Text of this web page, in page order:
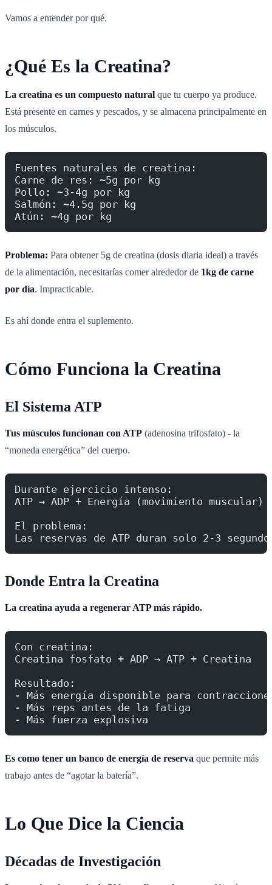
Vamos a entender por qué.
¿Qué Es la Creatina?
La creatina es un compuesto natural que tu cuerpo ya produce.
Está presente en carnes y pescados, y se almacena principalmente en
los músculos.
Fuentes naturales de creatina:
Carne de res: ~5g por kg
Pollo: ~3-4g por kg
Salmón: ~4.5g por kg
Atún: ~4g por kg
Problema: Para obtener 5g de creatina (dosis diaria ideal) a través
de la alimentación, necesitarías comer alrededor de 1kg de carne
por día. Impracticable.
Es ahí donde entra el suplemento.
Cómo Funciona la Creatina
El Sistema ATP
Tus músculos funcionan con ATP (adenosina trifosfato) - la
“moneda energética” del cuerpo.
Durante ejercicio intenso:
ATP → ADP + Energía (movimiento muscular)
El problema:
Las reservas de ATP duran solo 2-3
Donde Entra la Creatina
La creatina ayuda a regenerar ATP más rápido.
Con creatina:
Creatina fosfato + ADP → ATP + Creatina
Resultado:
- Más energía disponible para
- Más reps antes de la fatiga
- Más fuerza explosiva
Es como tener un banco de energía de reserva que permite más
trabajo antes de “agotar la batería”.
Lo Que Dice la Ciencia
Décadas de Investigación